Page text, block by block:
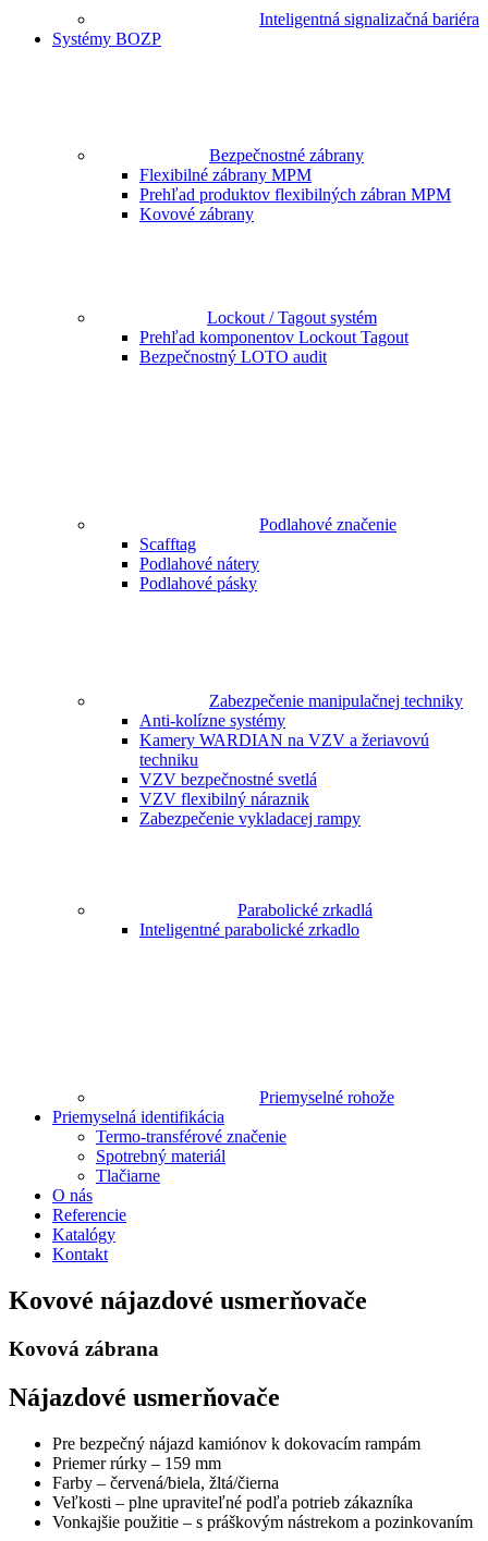
Inteligentná signalizačná bariéra
Systémy BOZP
Bezpečnostné zábrany
Flexibilné zábrany MPM
Prehľad produktov flexibilných zábran MPM
Kovové zábrany
Lockout / Tagout systém
Prehľad komponentov Lockout Tagout
Bezpečnostný LOTO audit
Podlahové značenie
Scafftag
Podlahové nátery
Podlahové pásky
Zabezpečenie manipulačnej techniky
Anti-kolízne systémy
Kamery WARDIAN na VZV a žeriavovú
techniku
VZV bezpečnostné svetlá
VZV flexibilný náraznik
Zabezpečenie vykladacej rampy
Parabolické zrkadlá
Inteligentné parabolické zrkadlo
Priemyselné rohože
Priemyselná identifikácia
Termo-transférové značenie
Spotrebný materiál
Tlačiarne
O nás
Referencie
Katalógy
Kontakt
Kovové nájazdové usmerňovače
Kovová zábrana
Nájazdové usmerňovače
Pre bezpečný nájazd kamiónov k dokovacím rampám
Priemer rúrky – 159 mm
Farby – červená/biela, žltá/čierna
Veľkosti – plne upraviteľné podľa potrieb zákazníka
Vonkajšie použitie – s práškovým nástrekom a pozinkovaním